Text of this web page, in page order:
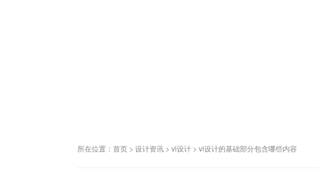
所在位置： 首页 > 设计资讯 > vi设计 > vi设计的基础部分包含哪些内容